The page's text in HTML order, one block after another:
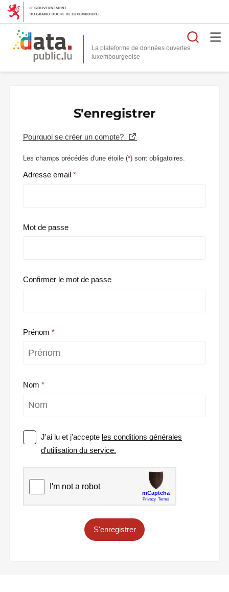
La plateforme de données ouvertes
S'enregistrer
Pourquoi se créer un compte?
Les champs précédés d'une étoile (*) sont obligatoires.
Adresse email
Mot de passe
Confirmer le mot de passe
Prénom
Nom
J'ai lu et j'accepte les conditions générales
d'utilisation du service.
S'enregistrer